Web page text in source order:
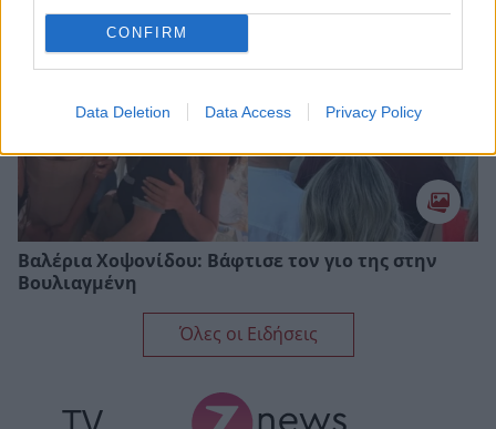
CONFIRM
Data Deletion Data Access Privacy Policy
Βαλέρια Χοψονίδου: Bάφτισε τον γιο της στην
Βουλιαγμένη
Όλες οι Ειδήσεις